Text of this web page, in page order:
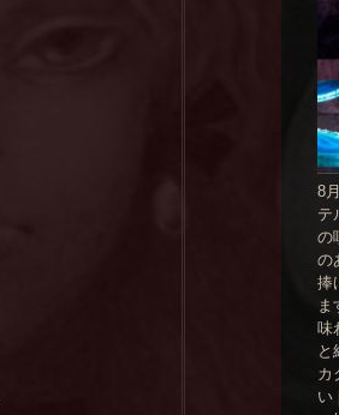
8
テ
の
の
捧
ま
味
と
カ